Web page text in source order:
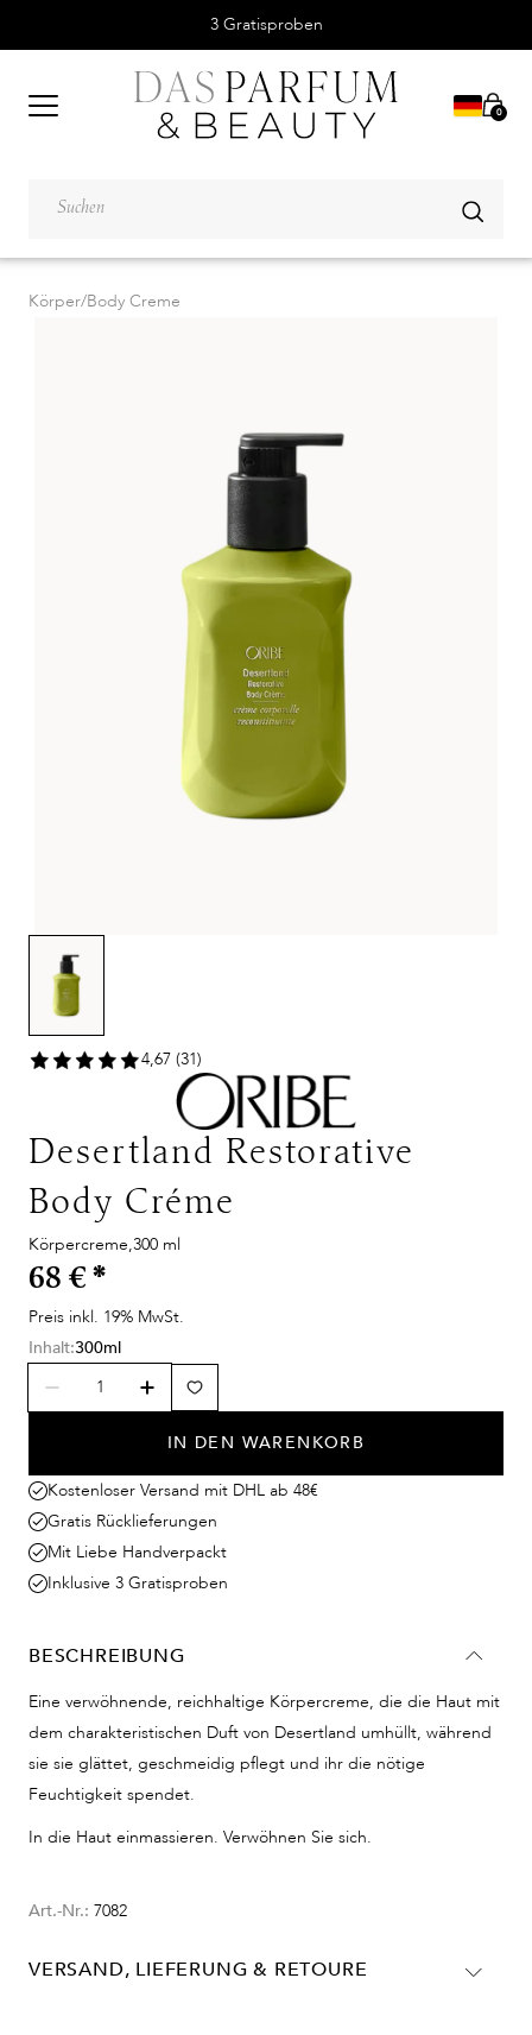
3 Gratisproben
0
Körper/Body Creme
4,67 (31)
Desertland Restorative
Body Créme
Körpercreme,300 ml
68 € *
Preis inkl. 19% MwSt.
Inhalt:300ml
IN DEN WARENKORB
Kostenloser Versand mit DHL ab 48€
Gratis Rücklieferungen
Mit Liebe Handverpackt
Inklusive 3 Gratisproben
BESCHREIBUNG
Eine verwöhnende, reichhaltige Körpercreme, die die Haut mit
dem charakteristischen Duft von Desertland umhüllt, während
sie sie glättet, geschmeidig pflegt und ihr die nötige
Feuchtigkeit spendet.
In die Haut einmassieren. Verwöhnen Sie sich.
Art.-Nr.: 7082
VERSAND, LIEFERUNG & RETOURE